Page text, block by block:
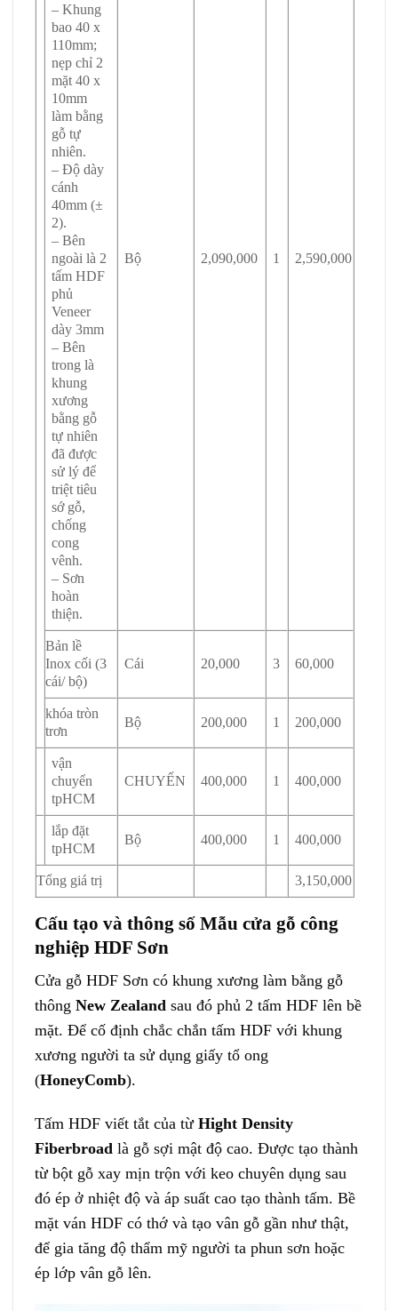
– Khung
bao 40 x
110mm;
nẹp chỉ 2
mặt 40 x
10mm
làm bằng
gỗ tự
nhiên.
– Độ dày
cánh
40mm (±
2).
– Bên
ngoài là 2
tấm HDF
phủ
Veneer
dày 3mm
– Bên
trong là
khung
xương
bằng gỗ
tự nhiên
đã được
sử lý để
triệt tiêu
sớ gỗ,
chống
cong
vênh.
– Sơn
hoàn
thiện.
Bộ 2,090,000 1 2,590,000
Bản lề
Inox cối (3
cái/ bộ)
Cái 20,000 3 60,000
khóa tròn
trơn
Bộ 200,000 1 200,000
vận
chuyển
tpHCM
CHUYẾN 400,000 1 400,000
lắp đặt
tpHCM
Bộ 400,000 1 400,000
Tổng giá trị 3,150,000
Cấu tạo và thông số Mẫu cửa gỗ công
nghiệp HDF Sơn
Cửa gỗ HDF Sơn có khung xương làm bằng gỗ
thông New Zealand sau đó phủ 2 tấm HDF lên bề
mặt. Để cố định chắc chắn tấm HDF với khung
xương người ta sử dụng giấy tổ ong
(HoneyComb).
Tấm HDF viết tắt của từ Hight Density
Fiberbroad là gỗ sợi mật độ cao. Được tạo thành
từ bột gỗ xay mịn trộn với keo chuyên dụng sau
đó ép ở nhiệt độ và áp suất cao tạo thành tấm. Bề
mặt ván HDF có thớ và tạo vân gỗ gần như thật,
để gia tăng độ thẩm mỹ người ta phun sơn hoặc
ép lớp vân gỗ lên.